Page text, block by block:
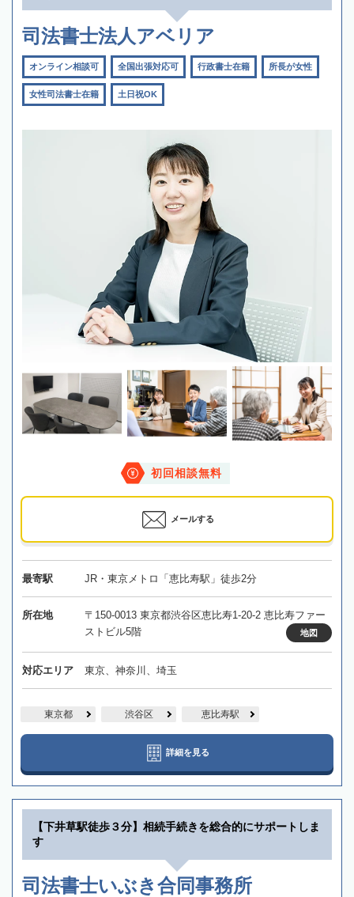
司法書士法人アベリア
オンライン相談可 全国出張対応可 行政書士在籍 所長が女性
女性司法書士在籍 土日祝OK
初回相談無料
メールする
最寄駅 JR・東京メトロ「恵比寿駅」徒歩2分
所在地
〒150-0013 東京都渋谷区恵比寿1-20-2 恵比寿ファー
ストビル5階
地図
対応エリア 東京、神奈川、埼玉
東京都 渋谷区 恵比寿駅
詳細を見る
【下井草駅徒歩３分】相続手続きを総合的にサポートしま
す
司法書士いぶき合同事務所